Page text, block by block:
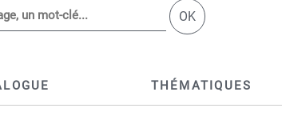
OK
THÉMATIQUES